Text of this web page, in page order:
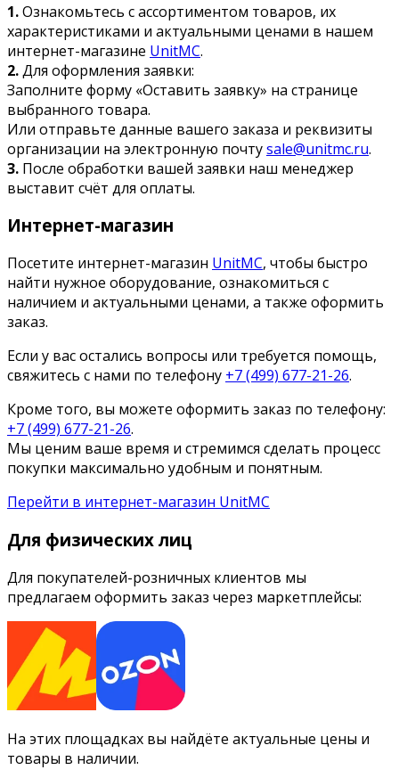
1.Ознакомьтесь с ассортиментом товаров, их
характеристиками и актуальными ценами в нашем
интернет-магазине UnitMC.
2.Для оформления заявки:
Заполните форму «Оставить заявку» на странице
выбранного товара.
Или отправьте данные вашего заказа и реквизиты
организации на электронную почтуsale@unitmc.ru.
3. После обработки вашей заявки наш менеджер
выставит счёт для оплаты.
Интернет-магазин
Посетите интернет-магазин UnitMC, чтобы быстро
найти нужное оборудование, ознакомиться с
наличием и актуальными ценами, а также оформить
заказ.
Если у вас остались вопросы или требуется помощь,
свяжитесь с нами по телефону +7 (499) 677-21-26.
Кроме того, вы можете оформить заказ по телефону:
+7 (499) 677-21-26.
Мы ценим ваше время и стремимся сделать процесс
покупки максимально удобным и понятным.
Перейти в интернет-магазин UnitMC
Для физических лиц
Для покупателей-розничных клиентов мы
предлагаем оформить заказ через маркетплейсы:
На этих площадках вы найдёте актуальные цены и
товары в наличии.